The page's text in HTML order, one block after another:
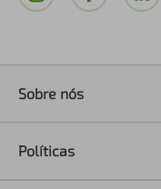
Sobre nós
Políticas